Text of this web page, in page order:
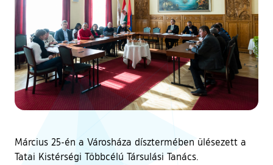
Március 25-én a Városháza dísztermében ülésezett a
Tatai Kistérségi Többcélú Társulási Tanács.